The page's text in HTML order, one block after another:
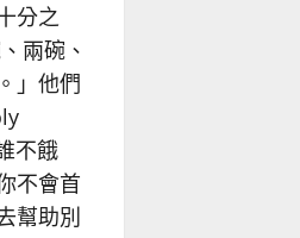
分之
兩碗、
」他們
不餓
不會首
幫助別